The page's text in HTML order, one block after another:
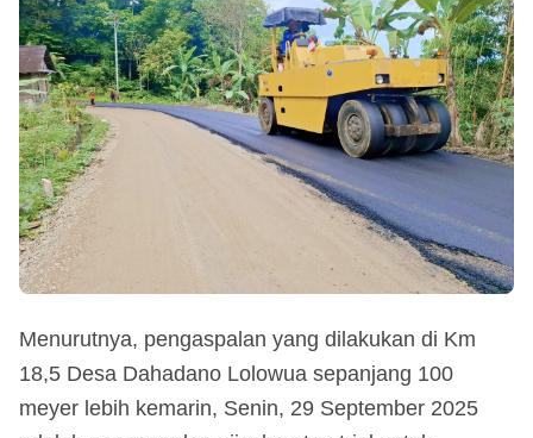
Menurutnya, pengaspalan yang dilakukan di Km
18,5 Desa Dahadano Lolowua sepanjang 100
meyer lebih kemarin, Senin, 29 September 2025